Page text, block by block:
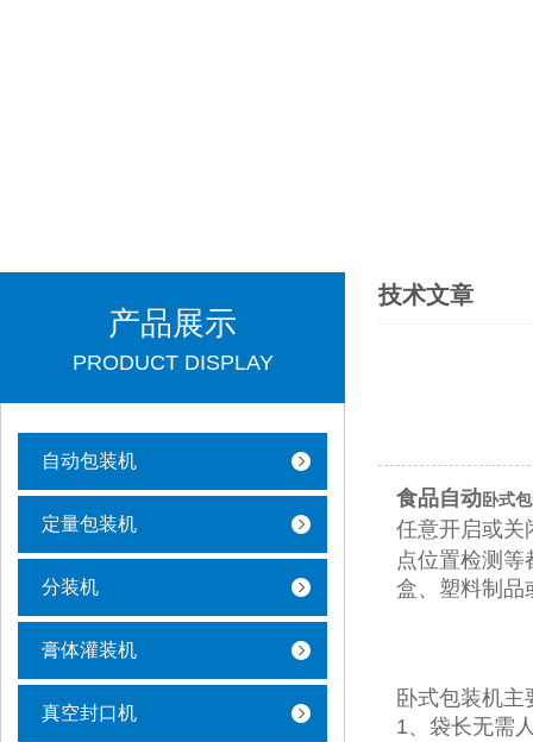
产品展示
PRODUCT DISPLAY
自动包装机
定量包装机
分装机
膏体灌装机
真空封口机
技术文章
食品自动卧式
任意开启或关
点位置检测
盒、塑料制品
卧式包装机主
1、袋长无需